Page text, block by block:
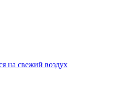
на свежий воздух